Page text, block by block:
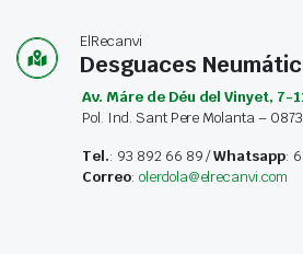
ElRecanvi
Desguaces
Av. Máre de Déu del Vinyet, 7-
Pol. Ind. Sant Pere Molanta –
Tel.: 93 892 66 89 /Whatsapp:
Correo: olerdola@elrecanvi.com